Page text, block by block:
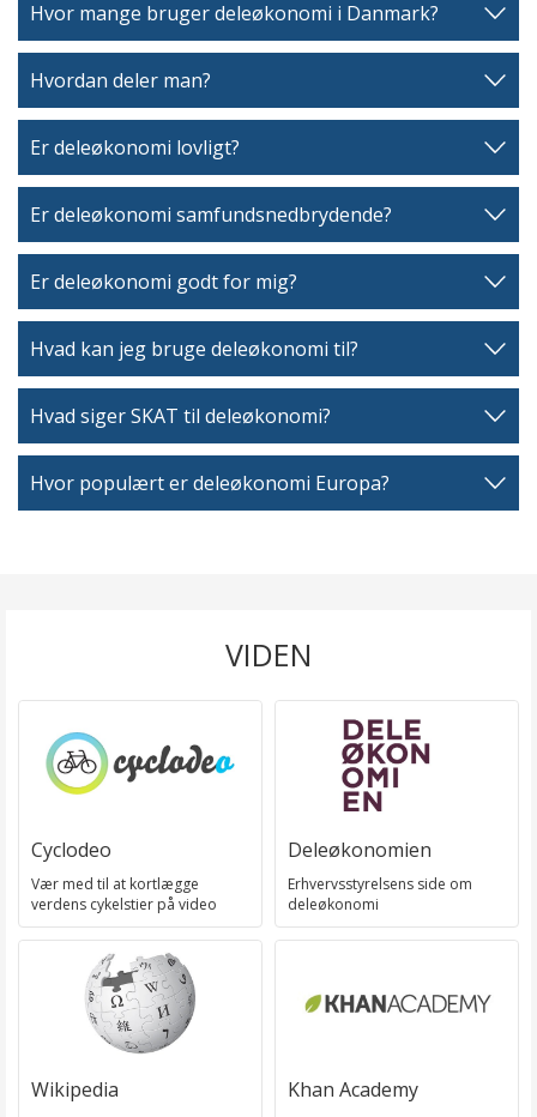
Hvor mange bruger deleøkonomi i Danmark?
Hvordan deler man?
Er deleøkonomi lovligt?
Er deleøkonomi samfundsnedbrydende?
Er deleøkonomi godt for mig?
Hvad kan jeg bruge deleøkonomi til?
Hvad siger SKAT til deleøkonomi?
Hvor populært er deleøkonomi Europa?
VIDEN
Cyclodeo
Vær med til at kortlægge
verdens cykelstier på video
Deleøkonomien
Erhvervsstyrelsens side om
deleøkonomi
Wikipedia Khan Academy